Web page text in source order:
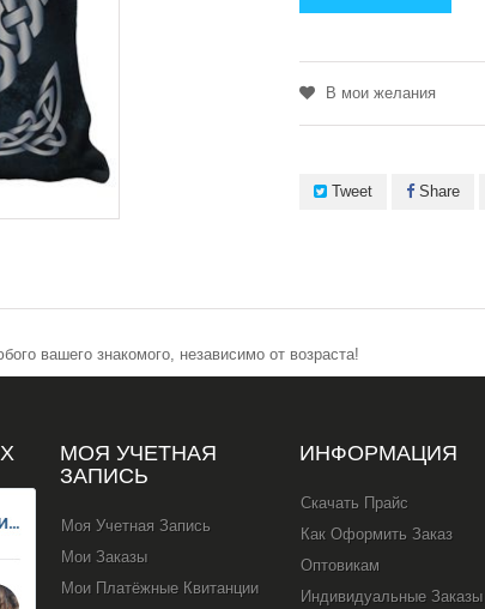
В мои желания
Tweet Share
вашего знакомого, независимо от возраста!
МОЯ УЧЕТНАЯ
ЗАПИСЬ
Моя Учетная Запись
Мои Заказы
Мои Платёжные Квитанции
ИНФОРМАЦИЯ
Скачать Прайс
Как Оформить Заказ
Оптовикам
Индивидуальные Заказы